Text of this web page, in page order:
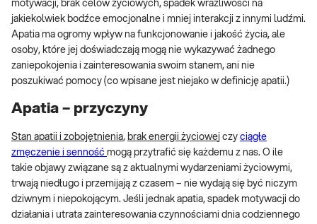
motywacji, brak celów życiowych, spadek wrażliwości na
jakiekolwiek bodźce emocjonalne i mniej interakcji z innymi ludźmi.
Apatia ma ogromy wpływ na funkcjonowanie i jakość życia, ale
osoby, które jej doświadczają mogą nie wykazywać żadnego
zaniepokojenia i zainteresowania swoim stanem, ani nie
poszukiwać pomocy (co wpisane jest niejako w definicję apatii.)
Apatia – przyczyny
Stan apatii i zobojętnienia, brak energii życiowej czy ciągłe
zmęczenie i senność mogą przytrafić się każdemu z nas. O ile
takie objawy związane są z aktualnymi wydarzeniami życiowymi,
trwają niedługo i przemijają z czasem – nie wydają się być niczym
dziwnym i niepokojącym. Jeśli jednak apatia, spadek motywacji do
działania i utrata zainteresowania czynnościami dnia codziennego